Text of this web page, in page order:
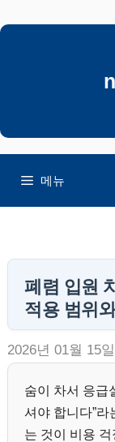
텐
뛰
메뉴
폐렴 입원
적용 범위
2026년 01월 15일
숨이 차서 응급
셔야 합니다”라
는 것이 비용